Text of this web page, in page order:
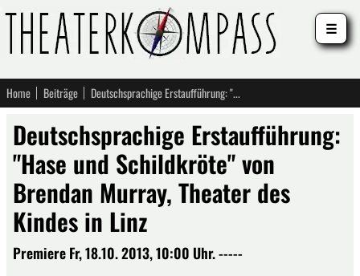
Home Beiträge Deutschsprachige Erstaufführung: "Hase und Schildkröte" von Brendan Murray, Theater des Kindes in Linz
Deutschsprachige Erstaufführung:
"Hase und Schildkröte" von
Brendan Murray, Theater des
Kindes in Linz
Premiere Fr, 18.10. 2013, 10:00 Uhr. -----
☰